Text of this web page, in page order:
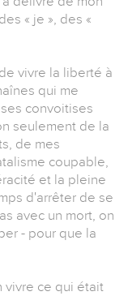
« je », des «
vivre la liberté à
qui me
convoitises
seulement de la
de mes
coupable,
et la pleine
d'arrêter de se
avec un mort, on
- pour que la
vivre ce qui était